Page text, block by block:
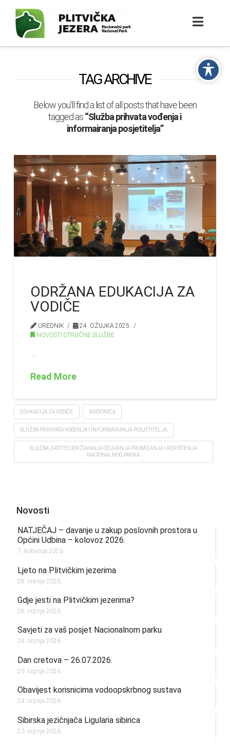
TAG ARCHIVE
Below you'll find a list of all posts that have been
tagged as“Služba prihvata vođenja i
informairanja posjetitelja”
ODRŽANA EDUKACIJA ZA
VODIČE
UREDNIK
24. OŽUJKA 2025.
NOVOSTI STRUČNE SLUŽBE
…
Read More
EDUKACIJA ZA VODIČE RADIONICA
SLUŽBA PRIHVATA VOĐENJA I INFORMAIRANJA POSJETITELJA
SLUŽBA ZAŠTITE ODRŽAVANJA OČUVANJA PROMICANJA I KORIŠTENJA
NACIONALNOG PARKA
Novosti
NATJEČAJ – davanje u zakup poslovnih prostora u
Općini Udbina – kolovoz 2026.
7. kolovoza 2026.
Ljeto na Plitvičkim jezerima
28. srpnja 2026.
Gdje jesti na Plitvičkim jezerima?
28. srpnja 2026.
Savjeti za vaš posjet Nacionalnom parku
28. srpnja 2026.
Dan cretova – 26.07.2026.
26. srpnja 2026.
Obavijest korisnicima vodoopskrbnog sustava
24. srpnja 2026.
Sibirska jezičnjača Ligularia sibirica
23. srpnja 2026.